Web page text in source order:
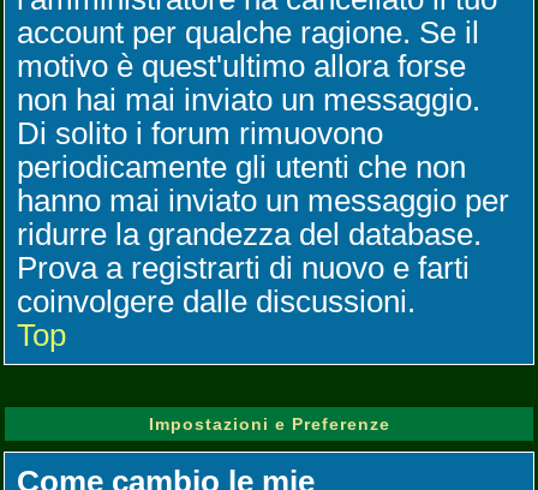
account per qualche ragione. Se il
motivo è quest'ultimo allora forse
non hai mai inviato un messaggio.
Di solito i forum rimuovono
periodicamente gli utenti che non
hanno mai inviato un messaggio per
ridurre la grandezza del database.
Prova a registrarti di nuovo e farti
coinvolgere dalle discussioni.
Top
Impostazioni e Preferenze
Come cambio le mie